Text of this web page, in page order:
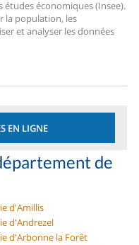
économiques (Insee).
la population, les
et analyser les données
EN LIGNE
de
d'Amillis
d'Andrezel
d'Arbonne la Forêt